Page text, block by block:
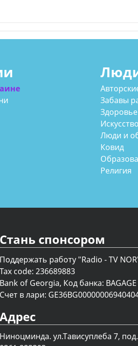
Забавы
Здоровье
Искусство
Люди и
Ковид
Религия
Стань спонсором
Поддержать работу "Radio - TV
Tax code: 236689883
Bank of Georgia, Код банка:
Счет в лари:
Адрес
Ниноцминда. ул.Тависуплеба 7,